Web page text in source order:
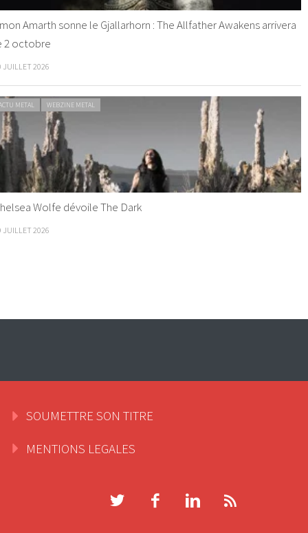
Amarth sonne le Gjallarhorn : The Allfather Awakens arrivera
2 octobre
JUILLET 2026
METAL WEBZINE METAL
Wolfe dévoile The Dark
JUILLET 2026
SOUMETTRE SON TITRE
MENTIONS LEGALES